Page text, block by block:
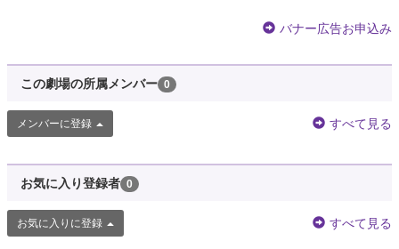
バナー広告お申込み
この劇場の所属メンバー 0
メンバーに登録 すべて見る
お気に入り登録者 0
お気に入りに登録 すべて見る